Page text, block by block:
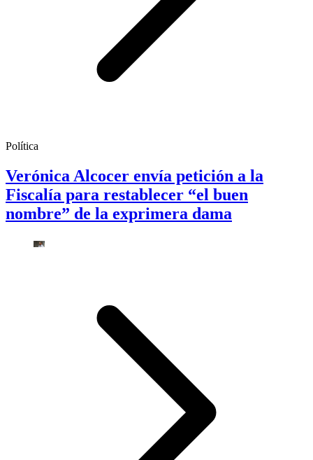
Política
Verónica Alcocer envía petición a la
Fiscalía para restablecer “el buen
nombre” de la exprimera dama